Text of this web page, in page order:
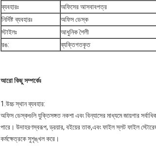
ব্যবহারঃ
অফিসের আসবাবপত্র
নির্দিষ্ট ব্যবহারঃ
অফিস ডেস্ক
স্টাইলঃ
আধুনিক শৈলী
রঙ:
ব্যক্তিগতকৃত
আরো কিছু সম্পর্কেঃ
1.উচ্চ স্থান ব্যবহার:
অফিস ডেস্কগুলি যুক্তিসঙ্গত নকশা এবং বিন্যাসের মাধ্যমে জায়গার
পারে। উদাহরণস্বরূপ, ড্রয়ার, বইয়ের তাক,এবং ফাইল স্লট ফাইল
কর্মক্ষেত্রকে সুশৃঙ্খল করে।